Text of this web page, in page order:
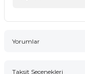
Yorumlar
Taksit Seçenekleri